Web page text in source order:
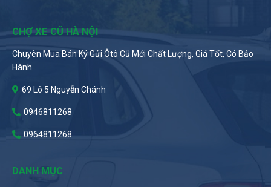
CHỢ XE CŨ HÀ NỘI
Chuyên Mua Bán Ký Gửi Ôtô Cũ Mới Chất Lượng, Giá Tốt, Có Bảo
Hành
69 Lô 5 Nguyễn Chánh
0946811268
0964811268
DANH MỤC